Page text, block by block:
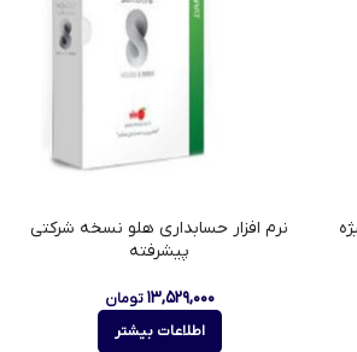
نرم افزار حسابداری هلو نسخه شرکتی
پیشرفته
۱۳,۵۲۹,۰۰۰ تومان
اطلاعات بیشتر